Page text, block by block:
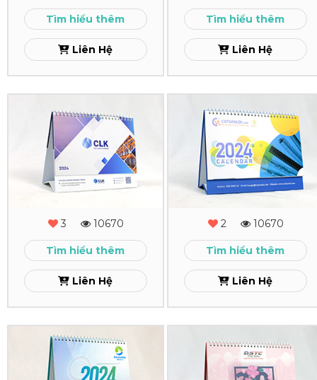
Xem Tìm hiểu thêm
Liên Hệ
Xem Tìm hiểu thêm
Liên Hệ
Bàn
Xem
3 10670
Tìm hiểu thêm
Liên Hệ
Lịch
Bàn
Xem
2 10670
Tìm hiểu thêm
Liên Hệ